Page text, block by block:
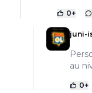
0+
juni-
au
0+